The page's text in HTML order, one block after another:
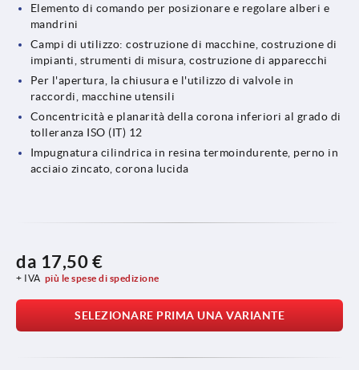
Elemento di comando per posizionare e regolare alberi e
mandrini
Campi di utilizzo: costruzione di macchine, costruzione di
impianti, strumenti di misura, costruzione di apparecchi
Per l'apertura, la chiusura e l'utilizzo di valvole in
raccordi, macchine utensili
Concentricità e planarità della corona inferiori al grado di
tolleranza ISO (IT) 12
Impugnatura cilindrica in resina termoindurente, perno in
acciaio zincato, corona lucida
da 17,50 €
+ IVA più le spese di spedizione
SELEZIONARE PRIMA UNA VARIANTE